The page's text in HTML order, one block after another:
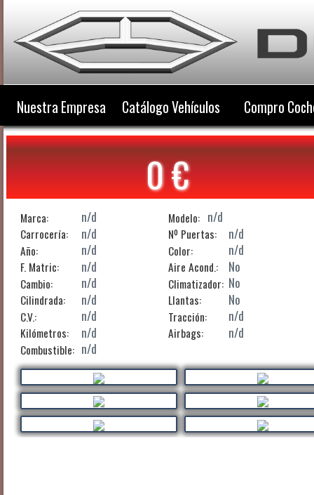
Nuestra Empresa Catálogo Vehículos Compro
0 €
Marca: n/d Modelo: n/d
Carrocería: n/d Nº Puertas: n/d
Año: n/d Color: n/d
F. Matric: n/d Aire Acond.: No
Cambio: n/d Climatizador: No
Cilindrada: n/d Llantas: No
C.V.: n/d Tracción: n/d
Kilómetros: n/d Airbags: n/d
Combustible: n/d